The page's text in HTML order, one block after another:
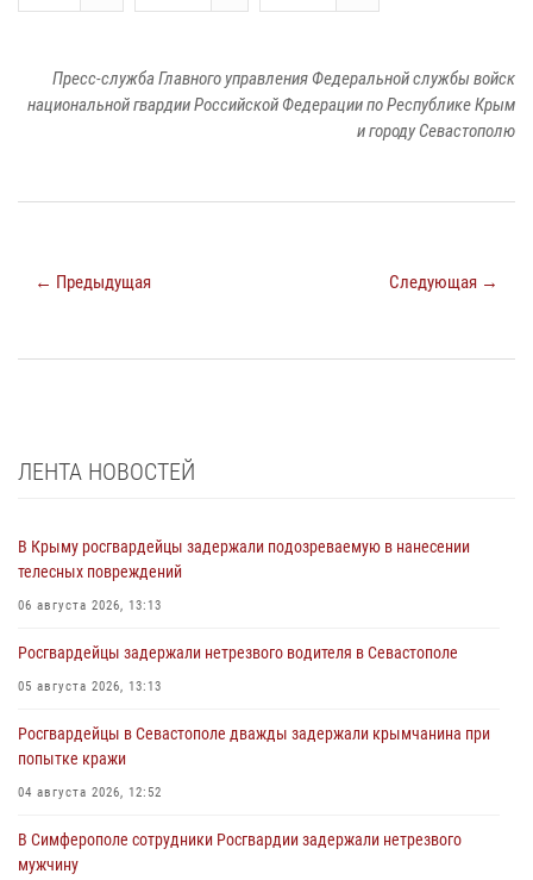
Пресс-служба Главного управления Федеральной службы войск
национальной гвардии Российской Федерации по Республике Крым
и городу Севастополю
← Предыдущая Следующая →
ЛЕНТА НОВОСТЕЙ
В Крыму росгвардейцы задержали подозреваемую в нанесении
телесных повреждений
06 августа 2026, 13:13
Росгвардейцы задержали нетрезвого водителя в Севастополе
05 августа 2026, 13:13
Росгвардейцы в Севастополе дважды задержали крымчанина при
попытке кражи
04 августа 2026, 12:52
В Симферополе сотрудники Росгвардии задержали нетрезвого
мужчину